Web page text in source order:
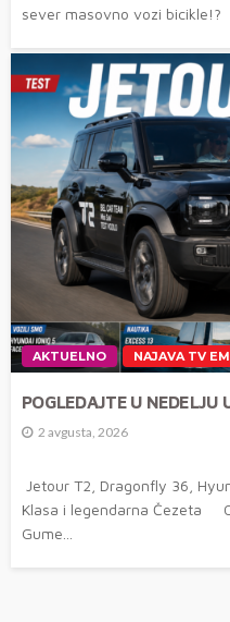
sever masovno vozi
AKTUELNO NAJAVA TV
POGLEDAJTE U NEDELJU
2 avgusta, 2026
Jetour T2, Dragonfly 36,
Klasa i legendarna Čezeta
Gume...